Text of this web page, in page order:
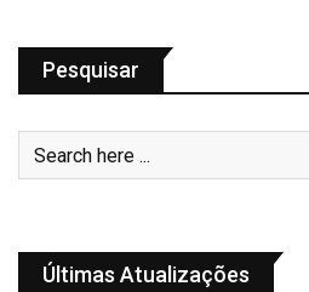
Pesquisar
Últimas Atualizações